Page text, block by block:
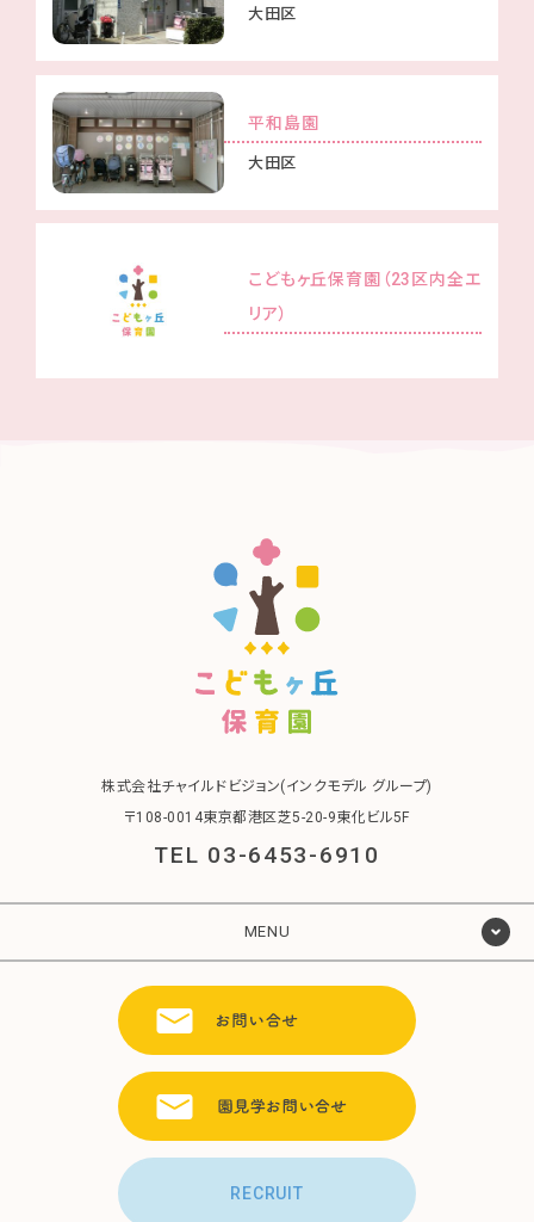
大田区
平和島園
大田区
こどもヶ丘保育園（23区内全エ
リア）
株式会社チャイルドビジョン(インクモデル グループ)
〒108-0014東京都港区芝5-20-9東化ビル5F
TEL 03-6453-6910
MENU
RECRUIT